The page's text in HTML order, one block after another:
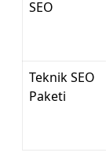
SEO
Teknik SEO
Paketi